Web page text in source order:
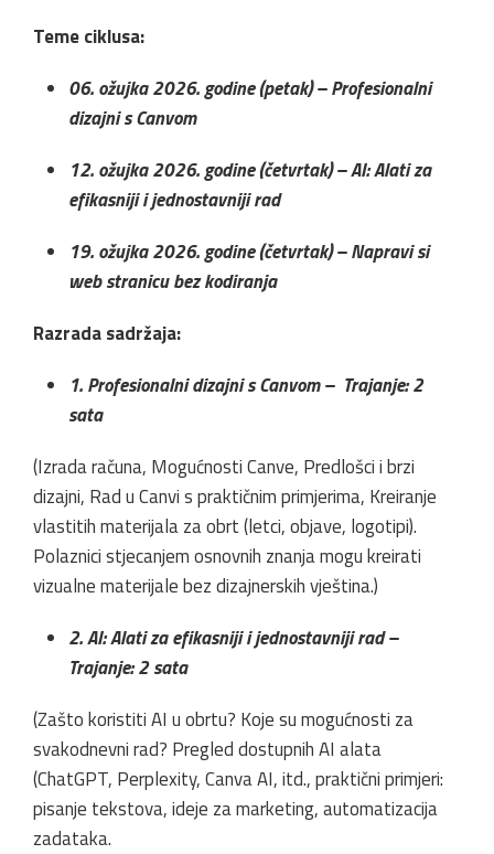
Teme ciklusa:
06. ožujka 2026. godine (petak) – Profesionalni
dizajni s Canvom
12. ožujka 2026. godine (četvrtak) – AI: Alati za
efikasniji i jednostavniji rad
19. ožujka 2026. godine (četvrtak) – Napravi si
web stranicu bez kodiranja
Razrada sadržaja:
1. Profesionalni dizajni s Canvom – Trajanje: 2
sata
(Izrada računa, Mogućnosti Canve, Predlošci i brzi
dizajni, Rad u Canvi s praktičnim primjerima, Kreiranje
vlastitih materijala za obrt (letci, objave, logotipi).
Polaznici stjecanjem osnovnih znanja mogu kreirati
vizualne materijale bez dizajnerskih vještina.)
2. AI: Alati za efikasniji i jednostavniji rad –
Trajanje: 2 sata
(Zašto koristiti AI u obrtu? Koje su mogućnosti za
svakodnevni rad? Pregled dostupnih AI alata
(ChatGPT, Perplexity, Canva AI, itd., praktični primjeri:
pisanje tekstova, ideje za marketing, automatizacija
zadataka.